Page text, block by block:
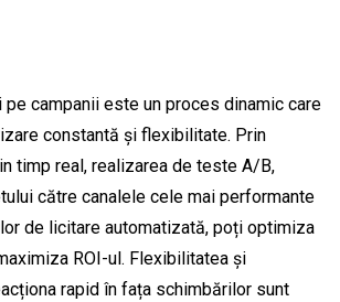
pe campanii este un proces dinamic care
constantă și flexibilitate. Prin
timp real, realizarea de teste A/B,
către canalele cele mai performante
de licitare automatizată, poți optimiza
ROI-ul. Flexibilitatea și
rapid în fața schimbărilor sunt